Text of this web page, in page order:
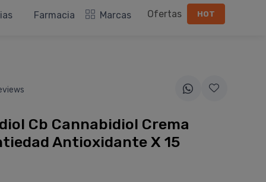
Farmacia Marcas Ofertas HOT
Cb Cannabidiol Crema
Antioxidante X 15